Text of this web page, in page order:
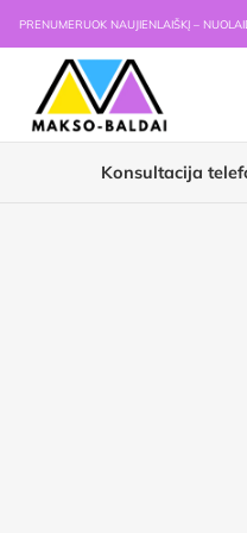
PRENUMERUOK NAUJIENLAIŠKĮ –
Konsultacija